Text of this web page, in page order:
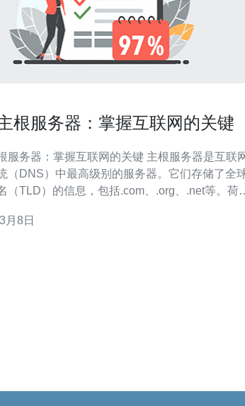
根服务器：掌握互联网的关键
器：掌握互联网的关键 主根服务器是互联网
（DNS）中最高级别的服务器。它们存储了全
（TLD）的信息，包括.com、.org、.net等。荷
它的任务是确保互联网上的域名解析正常运行，
月8日